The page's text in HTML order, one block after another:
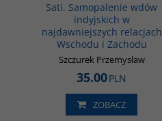
Sati. Samopalenie wdów
indyjskich w
najdawniejszych relacjach
Wschodu i Zachodu
Szczurek Przemysław
35.00PLN
ZOBACZ